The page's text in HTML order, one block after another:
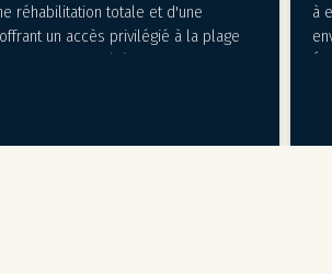
réhabilitation totale et d'une
un accès privilégié à la plage
8 chambres dont 6 suites. Nichée
à